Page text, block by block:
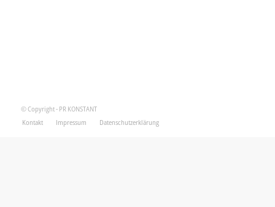
© Copyright - PR KONSTANT
Kontakt
Impressum Datenschutzerklärung